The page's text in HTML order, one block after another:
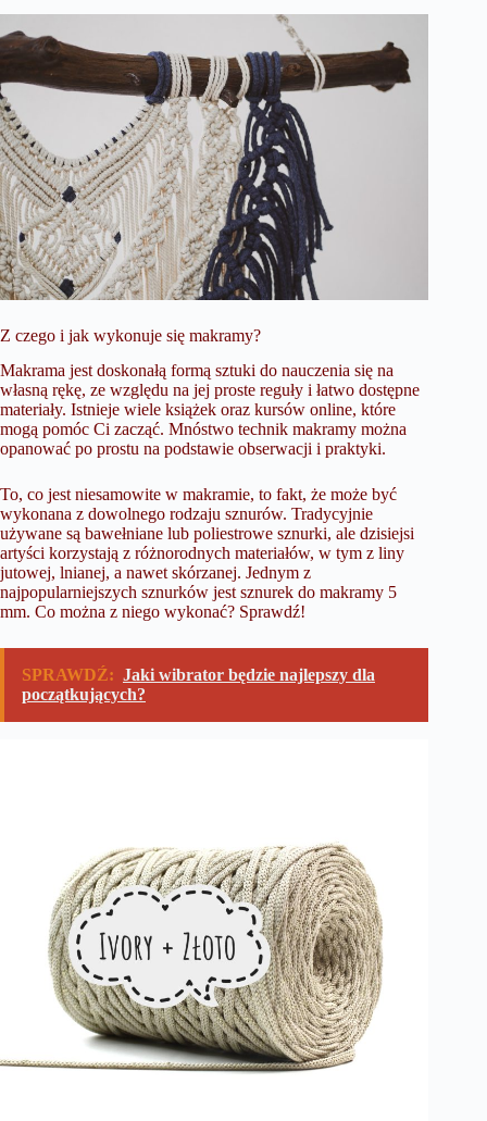
Z czego i jak wykonuje się makramy?
Makrama jest doskonałą formą sztuki do nauczenia się na
własną rękę, ze względu na jej proste reguły i łatwo dostępne
materiały. Istnieje wiele książek oraz kursów online, które
mogą pomóc Ci zacząć. Mnóstwo technik makramy można
opanować po prostu na podstawie obserwacji i praktyki.
To, co jest niesamowite w makramie, to fakt, że może być
wykonana z dowolnego rodzaju sznurów. Tradycyjnie
używane są bawełniane lub poliestrowe sznurki, ale dzisiejsi
artyści korzystają z różnorodnych materiałów, w tym z liny
jutowej, lnianej, a nawet skórzanej. Jednym z
najpopularniejszych sznurków jestsznurek do makramy 5
mm. Co można z niego wykonać? Sprawdź!
SPRAWDŹ: Jaki wibrator będzie najlepszy dla
początkujących?